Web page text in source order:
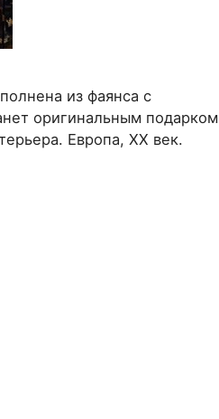
из фаянса с
оригинальным подарком
Европа, XX век.